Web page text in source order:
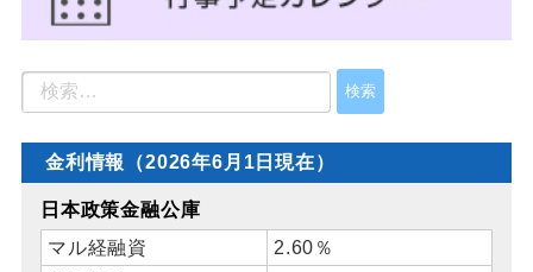
金利情報（2026年6月1日現在）
日本政策金融公庫
マル経融資
2.60％